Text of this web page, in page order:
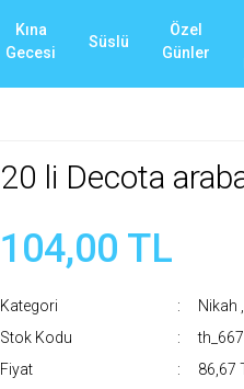
Kına
Gecesi
Süslü
Özel
Günler
20 li Decota
104,00 TL
Kategori Nikah
Stok Kodu
Fiyat
86,67